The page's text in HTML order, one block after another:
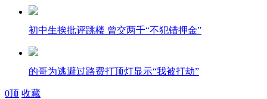
初中生挨批评跳楼 曾交两千“不犯错押金”
的哥为逃避过路费打顶灯显示“我被打劫”
0顶 收藏